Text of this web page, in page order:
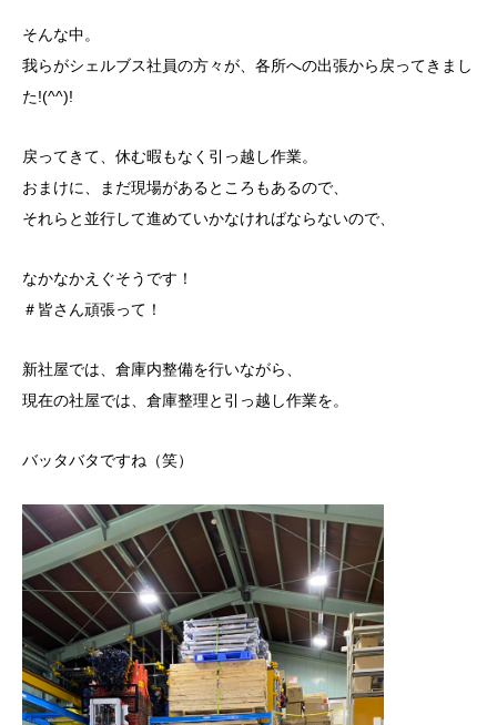
そんな中。
我らがシェルブス社員の方々が、各所への出張から戻ってきまし
た!(^^)!
戻ってきて、休む暇もなく引っ越し作業。
おまけに、まだ現場があるところもあるので、
それらと並行して進めていかなければならないので、
なかなかえぐそうです！
＃皆さん頑張って！
新社屋では、倉庫内整備を行いながら、
現在の社屋では、倉庫整理と引っ越し作業を。
バッタバタですね（笑）